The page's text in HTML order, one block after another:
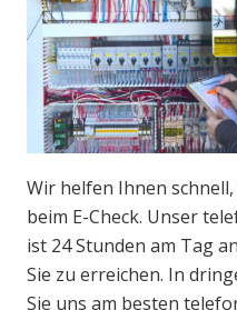
Wir helfen Ihnen
beim E-Check. Unser
ist 24 Stunden am Tag an 365 Tagen im Jahr zu für
Sie zu erreichen. In dringenden Fällen
Sie uns am besten